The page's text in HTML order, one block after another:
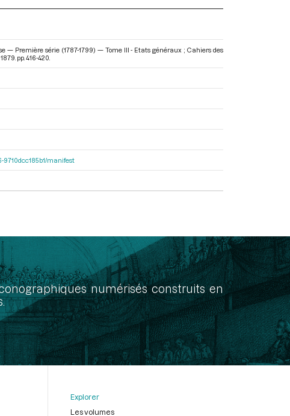
Première série (1787-1799) — Tome III - Etats généraux ; Cahiers des
pp. 416-420.
9710dcc185b1/manifest
numérisés construits en
Explorer
Les volumes